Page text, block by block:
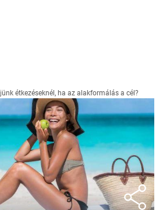
étkezéseknél, ha az alakformálás a cél?